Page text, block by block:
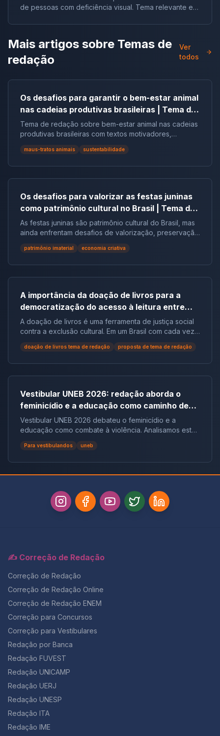
de pessoas com deficiência visual. Tema relevante em
Mais artigos sobre Temas de
redação
Ver
todos
Os desafios para garantir o bem-estar animal
nas cadeias produtivas brasileiras | Tema de
redação
Tema de redação sobre bem-estar animal nas cadeias
produtivas brasileiras com textos motivadores,
repertórios, argumentos e modelos.
maus-tratos animais sustentabilidade
Os desafios para valorizar as festas juninas
como patrimônio cultural no Brasil | Tema de
redação
As festas juninas são patrimônio cultural do Brasil, mas
ainda enfrentam desafios de valorização, preservação
e reconhecimento social.
patrimônio imaterial economia criativa
A importância da doação de livros para a
democratização do acesso à leitura entre
populações em situação de vulnerabilidade
social no Brasil | Tema de Redação
A doação de livros é uma ferramenta de justiça social
contra a exclusão cultural. Em um Brasil com cada vez
mais não leitores, ela democratiza o acesso ao
conhecimento e reduz desigualdades.
doação de livros tema de redação proposta de tema de redação
Vestibular UNEB 2026: redação aborda o
feminicídio e a educação como caminho de
combate à violência
Vestibular UNEB 2026 debateu o feminicídio e a
educação como combate à violência. Analisamos este
tema crucial que desafiou milhares e te preparamos
para futuras pautas sociais.
Para vestibulandos uneb
✍️ Correção de Redação
Correção de Redação
Correção de Redação Online
Correção de Redação ENEM
Correção para Concursos
Correção para Vestibulares
Redação por Banca
Redação FUVEST
Redação UNICAMP
Redação UERJ
Redação UNESP
Redação ITA
Redação IME